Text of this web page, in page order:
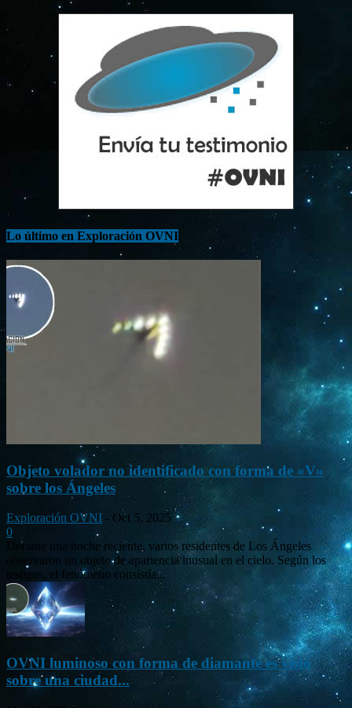
Lo último en Exploración OVNI
Objeto volador no identificado con forma de «V»
sobre los Ángeles
Exploración OVNI - Oct 5, 2025
0
Durante una noche reciente, varios residentes de Los Ángeles
observaron un objeto de apariencia inusual en el cielo. Según los
testigos, el fenómeno consistía...
OVNI luminoso con forma de diamante es visto
sobre una ciudad...